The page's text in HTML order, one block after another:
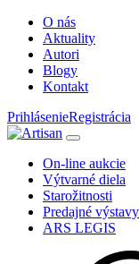
O nás
Aktuality
Autori
Blogy
Kontakt
PrihlásenieRegistrácia
On-line aukcie
Výtvarné diela
Starožitnosti
Predajné výstavy
ARS LEGIS